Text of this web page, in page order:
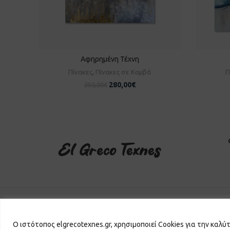
Ο ιστότοπος elgrecotexnes.gr, χρησιμοποιεί Cookies για την
ΠΡΟΣΘΉΚΗ ΣΤΟ ΚΑΛΆΘΙ
Αφηρημένη Τέχνη
Πίνακες, Πίνακες σε Καμβά
280,00€